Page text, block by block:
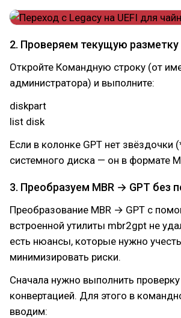
2. Проверяем текущую разметку
Откройте Командную строку (от
администратора) и выполните:
diskpart
list disk
Если в колонке GPT нет звёздочки
системного диска — он в формате
3. Преобразуем MBR → GPT без
Преобразование MBR → GPT с
встроенной утилиты mbr2gpt не
есть нюансы, которые нужно
минимизировать риски.
Сначала нужно выполнить
конвертацией. Для этого в
вводим: